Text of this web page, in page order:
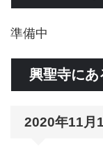
準備中
興聖寺にあ
2020年11月